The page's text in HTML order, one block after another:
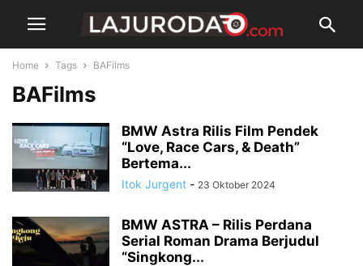
Home Tags BAFilms
BAFilms
BMW Astra Rilis Film Pendek
“Love, Race Cars, & Death”
Bertema...
Itok Jurgent - 23 Oktober 2024
BMW ASTRA – Rilis Perdana
Serial Roman Drama Berjudul
“Singkong...